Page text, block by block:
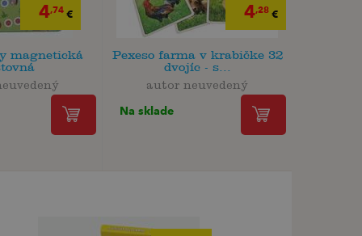
4,74€
magnetická
4,28€
Pexeso farma v krabičke 32
dvojíc - s...
autor neuvedený
Na sklade